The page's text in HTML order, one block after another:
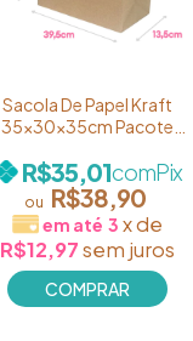
Sacola De Papel Kraft
35x30x35cm Pacote
R$38,90
R$35,01comPix
3 xde
R$12,97sem juros